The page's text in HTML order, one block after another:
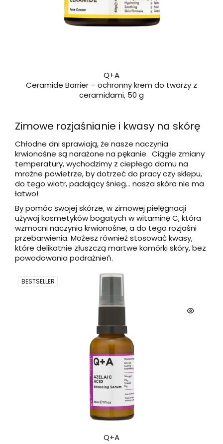
Q+A
Ceramide Barrier – ochronny krem do twarzy z
ceramidami, 50 g
Zimowe rozjaśnianie i kwasy na skórę
Chłodne dni sprawiają, że nasze naczynia
krwionośne są narażone na pękanie. Ciągłe zmiany
temperatury, wychodzimy z ciepłego domu na
mroźne powietrze, by dotrzeć do pracy czy sklepu,
do tego wiatr, padający śnieg… nasza skóra nie ma
łatwo!
By pomóc swojej skórze, w zimowej pielęgnacji
używaj kosmetyków bogatych w witaminę C, która
wzmocni naczynia krwionośne, a do tego rozjaśni
przebarwienia. Możesz również stosować kwasy,
które delikatnie złuszczą martwe komórki skóry, bez
powodowania podrażnień.
BESTSELLER
Q+A